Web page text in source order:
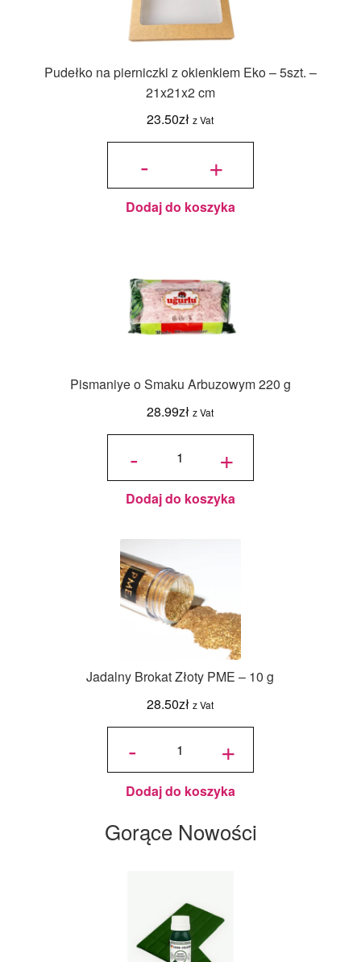
Pudełko na pierniczki z okienkiem Eko – 5szt. –
21x21x2 cm
23.50zł z Vat
-
ilość
pierniczki
okienkiem
Eko -
5szt. -
cm
+
Dodaj do koszyka
Pismaniye o Smaku Arbuzowym 220 g
28.99zł z Vat
-
ilość
Arbuzowym
220 g +
Dodaj do koszyka
Jadalny Brokat Złoty PME – 10 g
28.50zł z Vat
-
ilość
Złoty
PME - +
Dodaj do koszyka
Gorące Nowości